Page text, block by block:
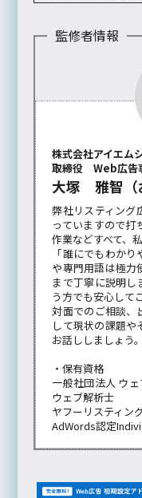
監修者情報
株式会社アイエム
取締役 Web広告
大塚 雅智（
弊社リスティング
っていますので打
作業などすべて、
「誰にでもわか
や専門用語は極力
まで丁寧に説明し
う方でも安心して
対面でのご相談、
して現状の課題
お話ししましょう。
・保有資格
一般社団法人 ウ
ウェブ解析士
ヤフーリスティン
AdWords認定